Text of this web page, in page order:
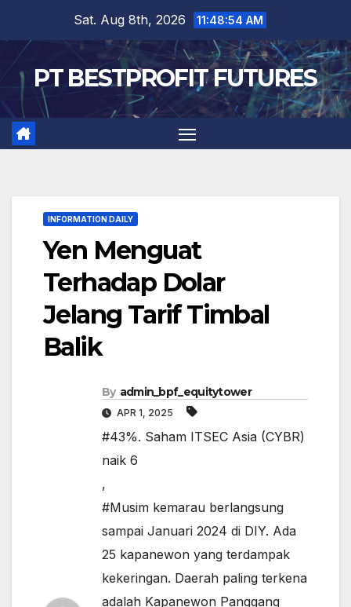
content
Sat. Aug 8th, 2026 11:48:55 AM
PT BESTPROFIT FUTURES
INFORMATION DAILY
Yen Menguat
Terhadap Dolar
Jelang Tarif Timbal
Balik
By admin_bpf_equitytower
APR 1, 2025
#43%. Saham ITSEC Asia (CYBR)
naik 6
,
#Musim kemarau berlangsung
sampai Januari 2024 di DIY. Ada
25 kapanewon yang terdampak
kekeringan. Daerah paling terkena
adalah Kapanewon Panggang